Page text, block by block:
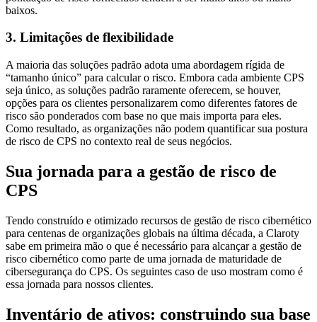
baixos.
3. Limitações de flexibilidade
A maioria das soluções padrão adota uma abordagem rígida de
“tamanho único” para calcular o risco. Embora cada ambiente CPS
seja único, as soluções padrão raramente oferecem, se houver,
opções para os clientes personalizarem como diferentes fatores de
risco são ponderados com base no que mais importa para eles.
Como resultado, as organizações não podem quantificar sua postura
de risco de CPS no contexto real de seus negócios.
Sua jornada para a gestão de risco de
CPS
Tendo construído e otimizado recursos de gestão de risco cibernético
para centenas de organizações globais na última década, a Claroty
sabe em primeira mão o que é necessário para alcançar a gestão de
risco cibernético como parte de uma jornada de maturidade de
cibersegurança do CPS. Os seguintes caso de uso mostram como é
essa jornada para nossos clientes.
Inventário de ativos: construindo sua base